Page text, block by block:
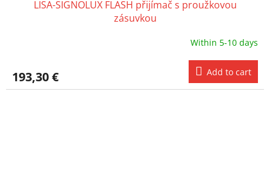
LISA-SIGNOLUX FLASH přijímač s proužkovou
zásuvkou
Within 5-10 days
193,30 € Add to cart